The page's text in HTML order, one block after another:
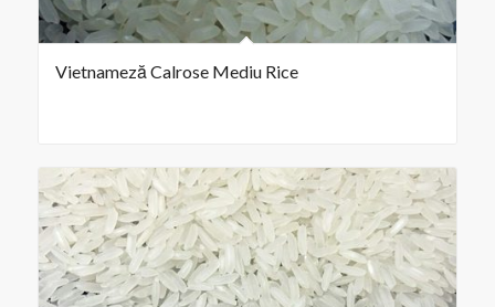
Vietnameză Calrose Mediu Rice